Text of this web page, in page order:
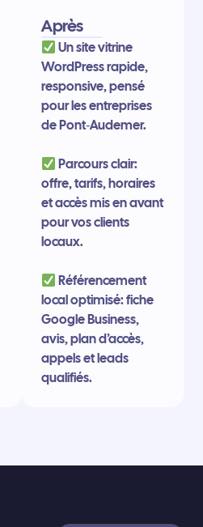
Après
Un site vitrine
WordPress rapide,
responsive, pensé
pour les entreprises
de Pont‑Audemer.
Parcours clair:
offre, tarifs, horaires
et accès mis en avant
pour vos clients
locaux.
Référencement
local optimisé: fiche
Google Business,
avis, plan d’accès,
appels et leads
qualifiés.